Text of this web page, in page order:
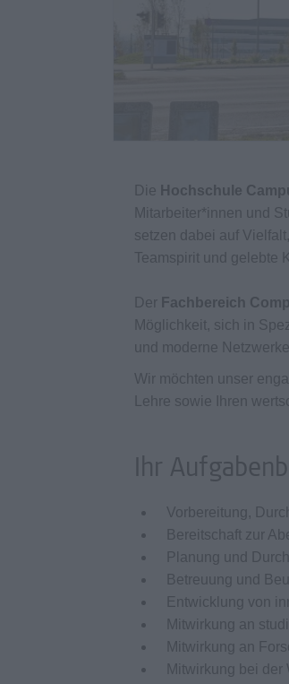
Die Hochschule
Mitarbeiter*innen und
setzen dabei auf
Teamspirit und gelebte
Der Fachbereich
Möglichkeit, sich in
und moderne
Wir möchten unser
Lehre sowie Ihren
Ihr
Vorbereitung,
Bereitschaft zur
Planung und
Betreuung und
Entwicklung von
Mitwirkung an
Mitwirkung an
Mitwirkung bei